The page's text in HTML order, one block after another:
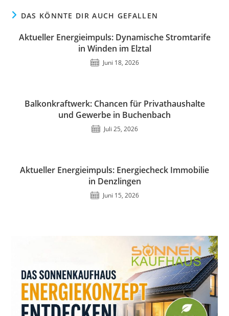
DAS KÖNNTE DIR AUCH GEFALLEN
Aktueller Energieimpuls: Dynamische Stromtarife
in Winden im Elztal
Juni 18, 2026
Balkonkraftwerk: Chancen für Privathaushalte
und Gewerbe in Buchenbach
Juli 25, 2026
Aktueller Energieimpuls: Energiecheck Immobilie
in Denzlingen
Juni 15, 2026